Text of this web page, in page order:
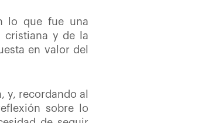
lo que fue una
cristiana y de la
en valor del
y, recordando al
sobre lo